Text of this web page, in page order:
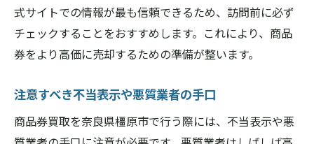
式サイトでの情報が最も信頼できるため、訪問前に必ず
チェックすることをおすすめします。これにより、商品
券をより高価に売却するための準備が整います。
注意すべき不当表示や悪質業者の手口
商品券買取を奈良県橿原市で行う際には、不当表示や悪